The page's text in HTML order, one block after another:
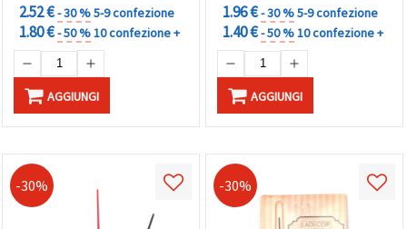
2.52 €- 30 %5-9 confezione
1.80 €- 50 %10 confezione +
AGGIUNGI
1.96 €- 30 %5-9 confezione
1.40 €- 50 %10 confezione +
AGGIUNGI
-30% -30%